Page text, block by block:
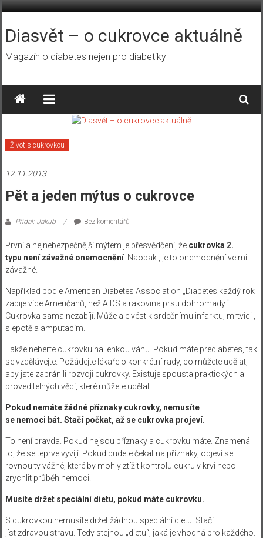
Přeskočit
obsah
Diasvět – o cukrovce aktuálně
Magazín o diabetes nejen pro diabetiky
Život s cukrovkou
12.11.2013
Pět a jeden mýtus o cukrovce
Přidal: Jakub Bez komentářů
První a nejnebezpečnější mýtem je přesvědčení, že cukrovka 2.
typu není závažné onemocnění. Naopak , je to onemocnění velmi
závažné.
Například podle American Diabetes Association „Diabetes každý rok
zabije více Američanů, než AIDS a rakovina prsu dohromady.“
Cukrovka sama nezabíjí. Může ale vést k srdečnímu infarktu, mrtvici ,
slepotě a amputacím.
Takže neberte cukrovku na lehkou váhu. Pokud máte prediabetes, tak
se vzdělávejte. Požádejte lékaře o konkrétní rady, co můžete udělat,
aby jste zabránili rozvoji cukrovky. Existuje spousta praktických a
proveditelných věcí, které můžete udělat.
Pokud nemáte žádné příznaky cukrovky, nemusíte
se nemoci bát. Stačí počkat, až se cukrovka projeví.
To není pravda. Pokud nejsou příznaky a cukrovku máte. Znamená
to, že se teprve vyvíjí. Pokud budete čekat na příznaky, objeví se
rovnou ty vážné, které by mohly ztížit kontrolu cukru v krvi nebo
zrychlit průběh nemoci.
Musíte držet speciální dietu, pokud máte cukrovku.
S cukrovkou nemusíte držet žádnou speciální dietu. Stačí
jíst zdravou stravu. Tedy stejnou „dietu“, jaká je vhodná pro každého.